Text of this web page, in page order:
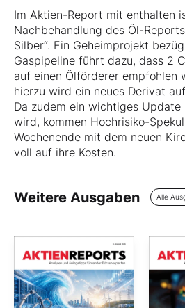
Im Aktien-Report mit enthalten
Nachbehandlung des Öl-
Silber“. Ein Geheimprojekt
Gaspipeline führt dazu, dass 2
auf einen Ölförderer empfohlen
hierzu wird ein neues Derivat
Da zudem ein wichtiges Update
wird, kommen Hochrisiko-
Wochenende mit dem neuen
voll auf ihre Kosten.
Weitere Ausgaben Alle